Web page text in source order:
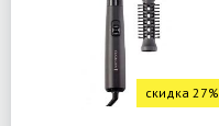
скидка 27%